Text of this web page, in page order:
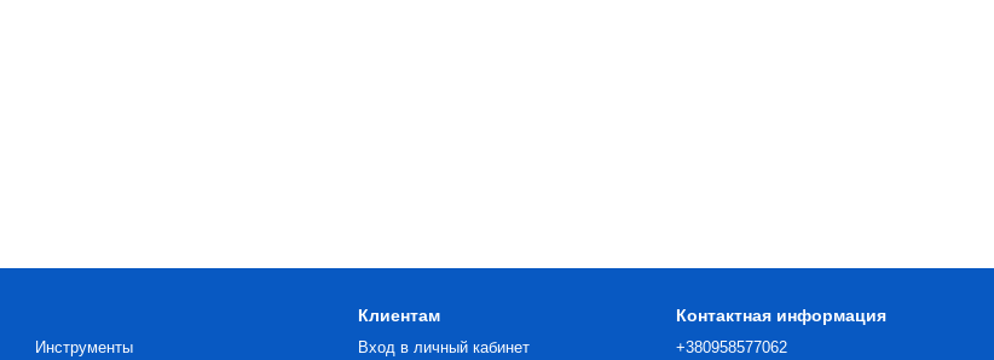
Инструменты
Клиентам
Вход в личный кабинет
Контактная информация
+380958577062